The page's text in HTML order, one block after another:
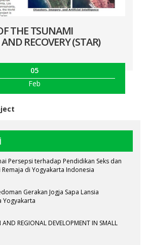
THE TSUNAMI
RECOVERY (STAR)
05
Feb
Persepsi terhadap Pendidikan Seks dan
di Yogyakarta Indonesia
Gerakan Jogja Sapa Lansia
Yogyakarta
REGIONAL DEVELOPMENT IN SMALL